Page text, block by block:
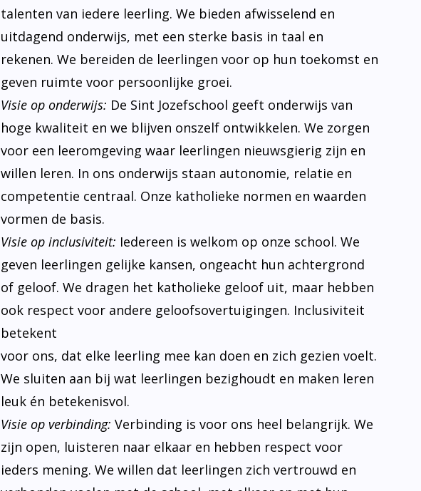
talenten van iedere leerling. We bieden afwisselend en
uitdagend onderwijs, met een sterke basis in taal en
rekenen. We bereiden de leerlingen voor op hun toekomst en
geven ruimte voor persoonlijke groei.
Visie op onderwijs: De Sint Jozefschool geeft onderwijs van
hoge kwaliteit en we blijven onszelf ontwikkelen. We zorgen
voor een leeromgeving waar leerlingen nieuwsgierig zijn en
willen leren. In ons onderwijs staan autonomie, relatie en
competentie centraal. Onze katholieke normen en waarden
vormen de basis.
Visie op inclusiviteit: Iedereen is welkom op onze school. We
geven leerlingen gelijke kansen, ongeacht hun achtergrond
of geloof. We dragen het katholieke geloof uit, maar hebben
ook respect voor andere geloofsovertuigingen. Inclusiviteit
betekent
voor ons, dat elke leerling mee kan doen en zich gezien voelt.
We sluiten aan bij wat leerlingen bezighoudt en maken leren
leuk én betekenisvol.
Visie op verbinding: Verbinding is voor ons heel belangrijk. We
zijn open, luisteren naar elkaar en hebben respect voor
ieders mening. We willen dat leerlingen zich vertrouwd en